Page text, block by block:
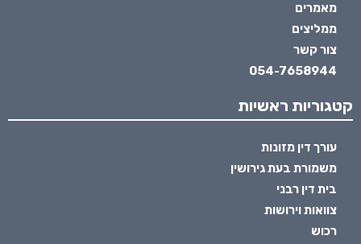
מאמרים
ממליצים
צור קשר
054-7658944
קטגוריות ראשיות
עורך דין מזונות
משמורת בעת גירושין
בית דין רבני
צוואות וירושות
רכוש